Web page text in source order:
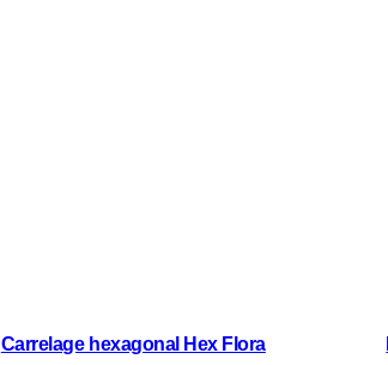
Carrelage hexagonal Hex Flora